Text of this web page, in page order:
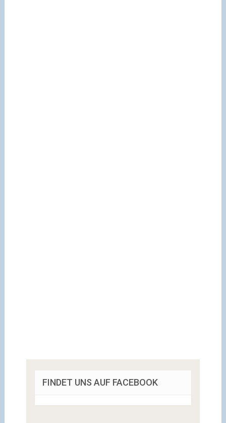
FINDET UNS AUF FACEBOOK